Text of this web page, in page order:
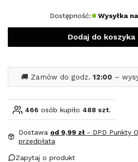
Dostępność: Wysyłka
Dodaj do koszyka
🚚 Zamów do godz. 12:00 –
466 osób kupiło 488 szt.
Dostawa od 9,99 zł - DPD Punkty
przedpłata
Zapytaj o produkt